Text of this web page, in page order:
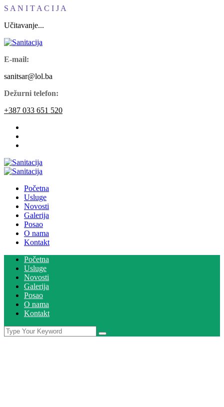
S A N I T A C I J A
Učitavanje...
E-mail:
sanitsar@lol.ba
Dežurni telefon:
+387 033 651 520
Početna
Usluge
Novosti
Galerija
Posao
O nama
Kontakt
Početna
Usluge
Novosti
Galerija
Posao
O nama
Kontakt